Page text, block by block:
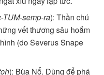
TUM-semp-ra): Thần chú
vết thương sâu hoắm
(do Severus Snape
): Bùa Nổ. Dùng để phá